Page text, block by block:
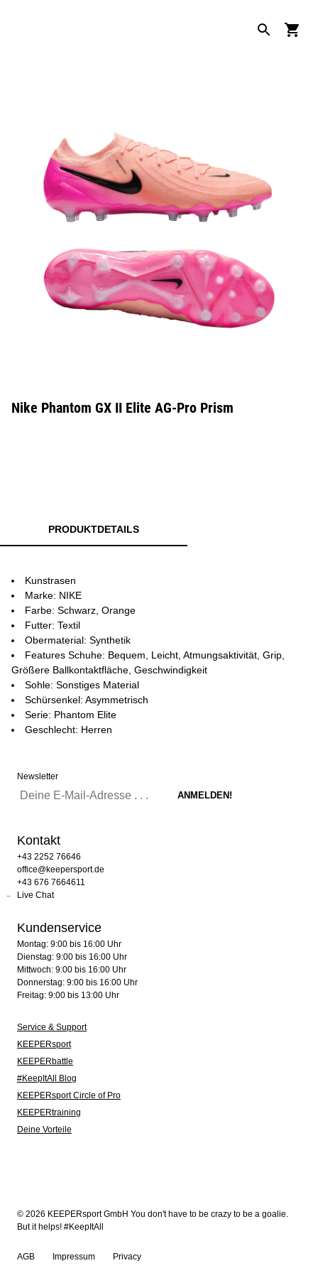
Nike Phantom GX II Elite AG-Pro Prism
PRODUKTDETAILS
Kunstrasen
Marke: NIKE
Farbe: Schwarz, Orange
Futter: Textil
Obermaterial: Synthetik
Features Schuhe: Bequem, Leicht, Atmungsaktivität, Grip,
Größere Ballkontaktfläche, Geschwindigkeit
Sohle: Sonstiges Material
Schürsenkel: Asymmetrisch
Serie: Phantom Elite
Geschlecht: Herren
Newsletter
Kontakt
+43 2252 76646
office@keepersport.de
+43 676 7664611
Live Chat
Kundenservice
Montag: 9:00 bis 16:00 Uhr
Dienstag: 9:00 bis 16:00 Uhr
Mittwoch: 9:00 bis 16:00 Uhr
Donnerstag: 9:00 bis 16:00 Uhr
Freitag: 9:00 bis 13:00 Uhr
Service & Support
KEEPERsport
KEEPERbattle
#KeepItAll Blog
KEEPERsport Circle of Pro
KEEPERtraining
Deine Vorteile
© 2026 KEEPERsport GmbH You don't have to be crazy to be a goalie.
But it helps! #KeepItAll
AGB Impressum Privacy